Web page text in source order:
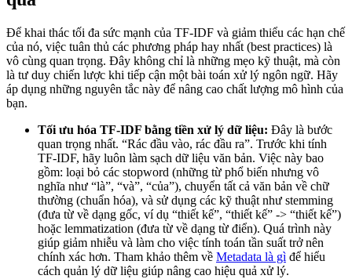
Để khai thác tối đa sức mạnh của TF-IDF và giảm thiểu các hạn chế
của nó, việc tuân thủ các phương pháp hay nhất (best practices) là
vô cùng quan trọng. Đây không chỉ là những mẹo kỹ thuật, mà còn
là tư duy chiến lược khi tiếp cận một bài toán xử lý ngôn ngữ. Hãy
áp dụng những nguyên tắc này để nâng cao chất lượng mô hình của
bạn.
Tối ưu hóa TF-IDF bằng tiền xử lý dữ liệu: Đây là bước
quan trọng nhất. “Rác đầu vào, rác đầu ra”. Trước khi tính
TF-IDF, hãy luôn làm sạch dữ liệu văn bản. Việc này bao
gồm: loại bỏ các stopword (những từ phổ biến nhưng vô
nghĩa như “là”, “và”, “của”), chuyển tất cả văn bản về chữ
thường (chuẩn hóa), và sử dụng các kỹ thuật như stemming
(đưa từ về dạng gốc, ví dụ “thiết kế”, “thiết kế” -> “thiết kế”)
hoặc lemmatization (đưa từ về dạng từ điển). Quá trình này
giúp giảm nhiễu và làm cho việc tính toán tần suất trở nên
chính xác hơn. Tham khảo thêm về Metadata là gì để hiểu
cách quản lý dữ liệu giúp nâng cao hiệu quả xử lý.